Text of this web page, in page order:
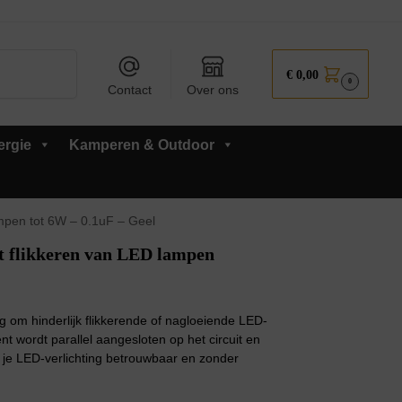
Contact Over ons
€ 0,00 0
Kamperen & Outdoor
tot 6W – 0.1uF – Geel
flikkeren van LED lampen
om hinderlijk flikkerende of nagloeiende LED-
wordt parallel aangesloten op het circuit en
LED-verlichting betrouwbaar en zonder